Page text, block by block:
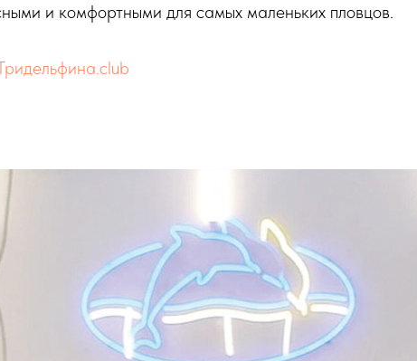
и комфортными для самых маленьких пловцов.